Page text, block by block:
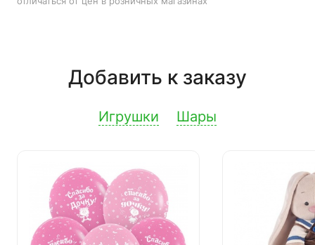
Добавить к заказу
Игрушки Шары